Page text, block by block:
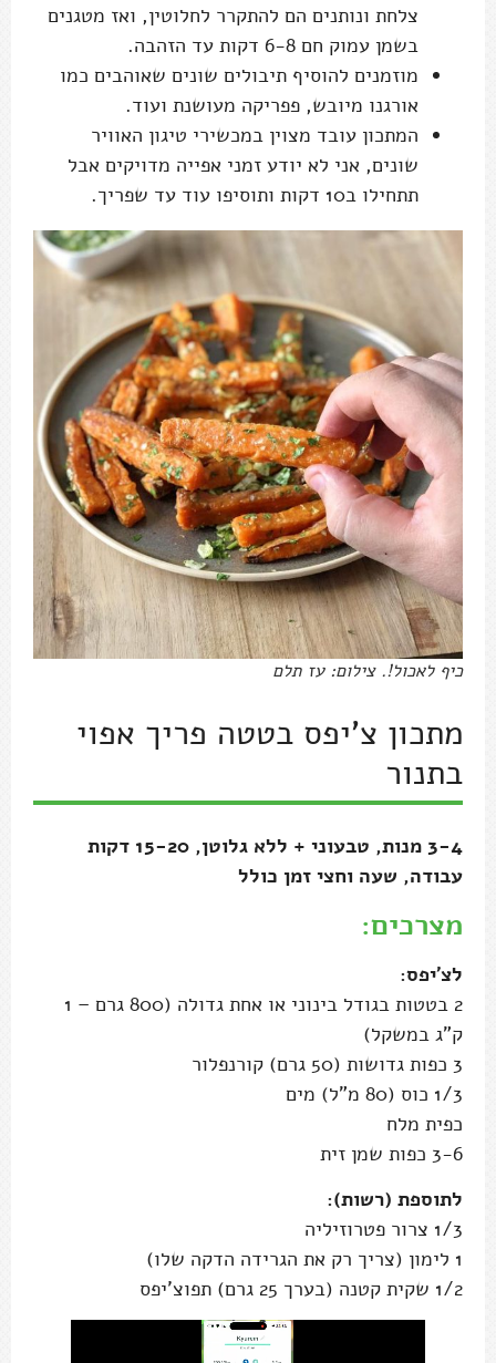
צלחת ונותנים הם להתקרר לחלוטין, ואז מטגנים
בשמן עמוק חם 6-8 דקות עד הזהבה.
מוזמנים להוסיף תיבולים שונים שאוהבים כמו
אורגנו מיובש, פפריקה מעושנת ועוד.
המתכון עובד מצוין במכשירי טיגון האוויר
שונים, אני לא יודע זמני אפייה מדויקים אבל
תתחילו ב10 דקות ותוסיפו עוד עד שפריך.
כיף לאכול!. צילום: עז תלם
מתכון צ'יפס בטטה פריך אפוי
בתנור
3-4 מנות, טבעוני + ללא גלוטן, 15-20 דקות
עבודה, שעה וחצי זמן כולל
מצרכים:
לצ'יפס:
2 בטטות בגודל בינוני או אחת גדולה (800 גרם – 1
ק"ג במשקל)
3 כפות גדושות (50 גרם) קורנפלור
1/3 כוס (80 מ"ל) מים
כפית מלח
3-6 כפות שמן זית
לתוספת (רשות):
1/3 צרור פטרוזיליה
1 לימון (צריך רק את הגרידה הדקה שלו)
1/2 שקית קטנה (בערך 25 גרם) תפוצ'יפס